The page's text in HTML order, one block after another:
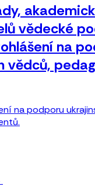
vědecké
na
vědců,
na podporu